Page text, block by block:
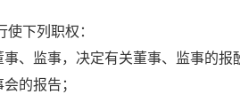
使下列职权：
事、监事，决定有关董事、监事的报
的报告；